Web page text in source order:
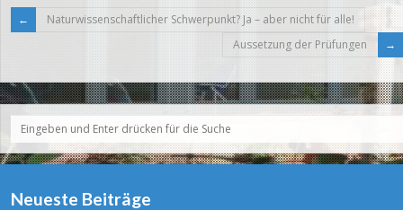
Naturwissenschaftlicher Schwerpunkt? Ja – aber nicht für alle!
Aussetzung der Prüfungen
Neueste Beiträge